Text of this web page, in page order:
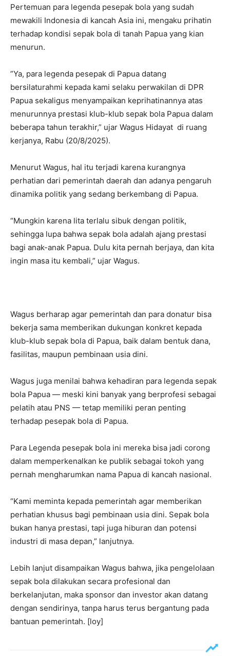
‎Pertemuan para legenda pesepak bola yang sudah
mewakili Indonesia di kancah Asia ini, mengaku prihatin
terhadap kondisi sepak bola di tanah Papua yang kian
menurun.
‎”Ya, para legenda pesepak di Papua datang
bersilaturahmi kepada kami selaku perwakilan di DPR
Papua sekaligus menyampaikan keprihatinannya atas
menurunnya prestasi klub-klub sepak bola Papua dalam
beberapa tahun terakhir,” ujar Wagus Hidayat di ruang
kerjanya, Rabu (20/8/2025).
‎Menurut Wagus, hal itu terjadi karena kurangnya
perhatian dari pemerintah daerah dan adanya pengaruh
dinamika politik yang sedang berkembang di Papua.
‎‎“Mungkin karena lita terlalu sibuk dengan politik,
sehingga lupa bahwa sepak bola adalah ajang prestasi
bagi anak-anak Papua. Dulu kita pernah berjaya, dan kita
ingin masa itu kembali,” ujar Wagus.
‎Wagus berharap agar pemerintah dan para donatur bisa
bekerja sama memberikan dukungan konkret kepada
klub-klub sepak bola di Papua, baik dalam bentuk dana,
fasilitas, maupun pembinaan usia dini.
‎Wagus juga menilai bahwa kehadiran para legenda sepak
bola Papua — meski kini banyak yang berprofesi sebagai
pelatih atau PNS — tetap memiliki peran penting
terhadap pesepak bola di Papua.
‎Para Legenda pesepak bola ini mereka bisa jadi corong
dalam memperkenalkan ke publik sebagai tokoh yang
pernah mengharumkan nama Papua di kancah nasional.
‎“Kami meminta kepada pemerintah agar memberikan
perhatian khusus bagi pembinaan usia dini. Sepak bola
bukan hanya prestasi, tapi juga hiburan dan potensi
industri di masa depan,” lanjutnya.
‎Lebih lanjut disampaikan Wagus bahwa, jika pengelolaan
sepak bola dilakukan secara profesional dan
berkelanjutan, maka sponsor dan investor akan datang
dengan sendirinya, tanpa harus terus bergantung pada
bantuan pemerintah. [loy]